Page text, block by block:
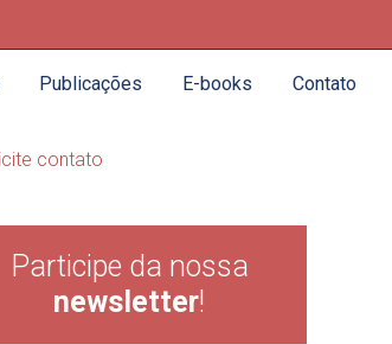
Publicações E-books Contato
Participe da nossa
newsletter!